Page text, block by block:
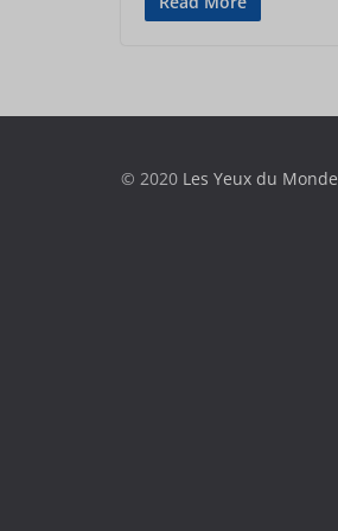
© 2020 Les Yeux du Monde